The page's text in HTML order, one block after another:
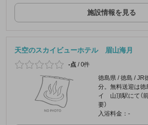
施設情報を見る
天空のスカイビューホテル 眉山海月
-点 /0件
徳島県 / 徳島 / JR
分。無料送迎は徳
イ 山頂駅にて（
要）
入浴料金：-